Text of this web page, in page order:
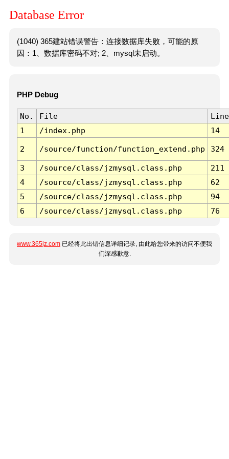
Database Error
(1040) 365建站错误警告：连接数据库失败，可能的原
因：1、数据库密码不对; 2、mysql未启动。
PHP Debug
No. File
Line
1
/index.php 14
2 /source/function/function_extend.php 324
3 /source/class/jzmysql.class.php
211
4
/source/class/jzmysql.class.php
62
5
/source/class/jzmysql.class.php
94
6
/source/class/jzmysql.class.php 76
www.365jz.com 已经将此出错信息详细记录, 由此给您带来的访问不便我
们深感歉意.